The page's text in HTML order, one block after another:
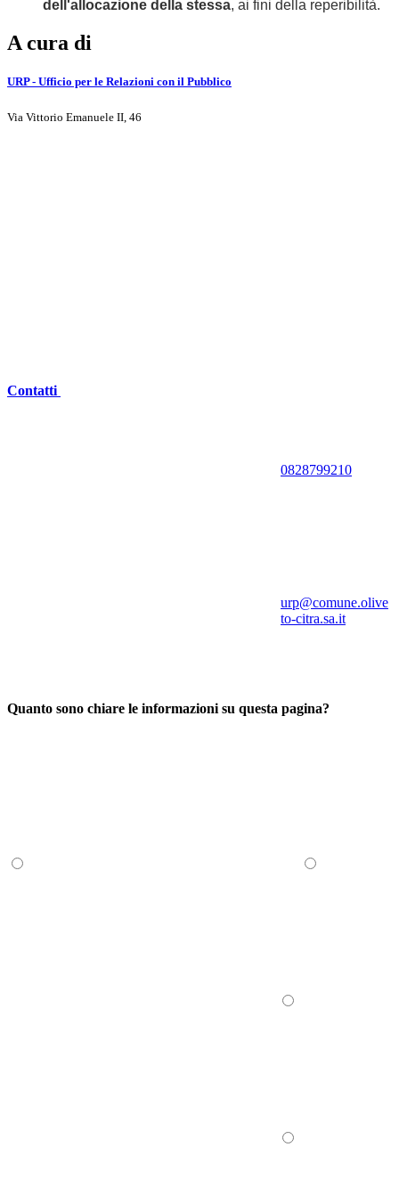
dell'allocazione della stessa, ai fini della reperibilità.
A cura di
URP - Ufficio per le Relazioni con il Pubblico
Via Vittorio Emanuele II, 46
Contatti
0828799210
urp@comune.olive
to-citra.sa.it
Quanto sono chiare le informazioni su questa pagina?